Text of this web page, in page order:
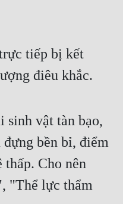
tiếp bị kết
điêu khắc.
sinh vật tàn bạo,
bền bỉ, điểm
thấp. Cho nên
"Thể lực thẩm